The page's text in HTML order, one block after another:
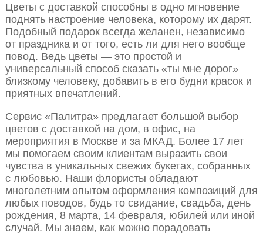
Цветы с доставкой способны в одно мгновение
поднять настроение человека, которому их дарят.
Подобный подарок всегда желанен, независимо
от праздника и от того, есть ли для него вообще
повод. Ведь цветы — это простой и
универсальный способ сказать «ты мне дорог»
близкому человеку, добавить в его будни красок и
приятных впечатлений.
Сервис «Палитра» предлагает большой выбор
цветов с доставкой на дом, в офис, на
мероприятия в Москве и за МКАД. Более 17 лет
мы помогаем своим клиентам выразить свои
чувства в уникальных свежих букетах, собранных
с любовью. Наши флористы обладают
многолетним опытом оформления композиций для
любых поводов, будь то свидание, свадьба, день
рождения, 8 марта, 14 февраля, юбилей или иной
случай. Мы знаем, как можно порадовать